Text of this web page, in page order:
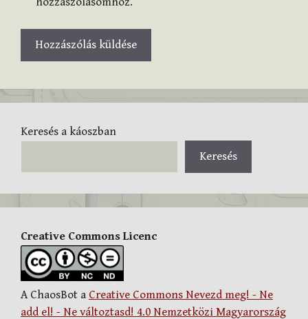
Keresés a káoszban
Keresés
Creative Commons Licenc
A ChaosBot a Creative Commons Nevezd meg! - Ne
add el! - Ne változtasd! 4.0 Nemzetközi Magyarország